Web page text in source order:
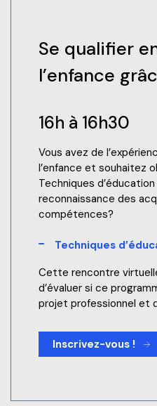
Se qualifier
l’enfance
16h à 16h30
Vous avez de
l’enfance et souhaitez
Techniques
reconnaissance des
compétences?
Techniques
Cette rencontre
d’évaluer si ce
projet professionnel et
Inscrivez-vous !